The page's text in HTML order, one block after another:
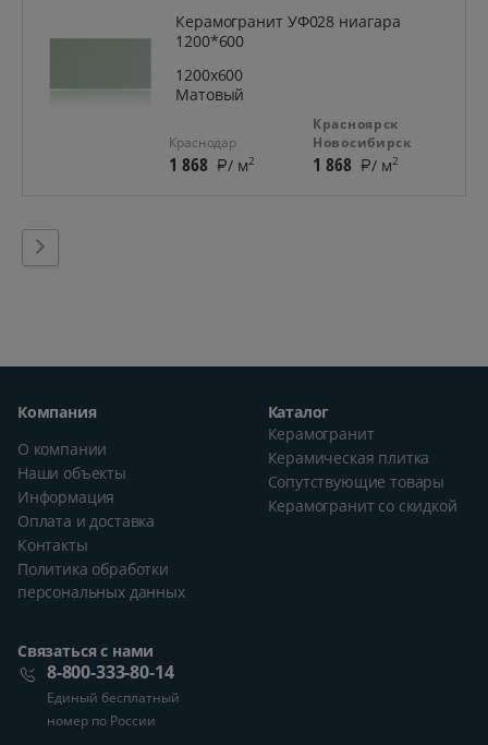
Керамогранит УФ028 ниагара
1200*600
1200x600
Матовый
Краснодар
1 868 / м2
Красноярск
Новосибирск
1 868 / м2
Компания
О компании
Наши объекты
Информация
Оплата и доставка
Контакты
Политика обработки
персональных данных
Каталог
Керамогранит
Керамическая плитка
Сопутствующие товары
Керамогранит со скидкой
Связаться с нами
8-800-333-80-14
Единый бесплатный
номер по России